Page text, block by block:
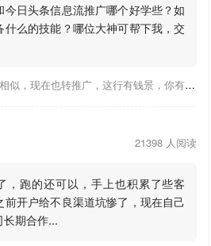
日头条信息流推广哪个好学些？如
么的技能？哪位大神可帮下我，交
老哥，你情况与2年前的我很相似，现在也转推广，这行有钱景，你有基础上手会比较快，不必担心。至于学竞价还是信息流哪个好，我是信息流广告入手，现在迷上靠谱推关注大神们的营销推广干货。有空你也可多泡下这站，真能学到不少东西；希望可以帮到你！
21398 人阅读
，跑的还可以，手上也积累了些客
前开户给不良渠道坑惨了，现在自己
期合作...